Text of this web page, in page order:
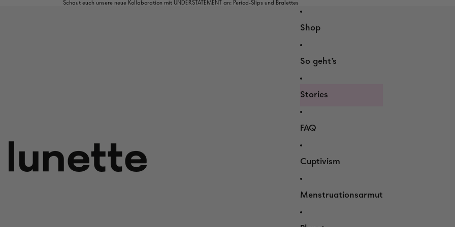
Schaut euch unsere neue Kollaboration mit UNDERSTATEMENT an: Period-Slips und Bralettes
Shop
So geht's
Stories
FAQ
Cuptivism
Menstruationsarmut